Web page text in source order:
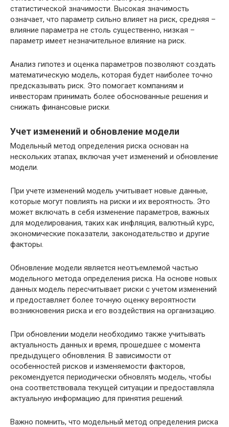
статистической значимости. Высокая значимость
означает, что параметр сильно влияет на риск, средняя –
влияние параметра не столь существенно, низкая –
параметр имеет незначительное влияние на риск.
Анализ гипотез и оценка параметров позволяют создать
математическую модель, которая будет наиболее точно
предсказывать риск. Это помогает компаниям и
инвесторам принимать более обоснованные решения и
снижать финансовые риски.
Учет изменений и обновление модели
Модельный метод определения риска основан на
нескольких этапах, включая учет изменений и обновление
модели.
При учете изменений модель учитывает новые данные,
которые могут повлиять на риски и их вероятность. Это
может включать в себя изменение параметров, важных
для моделирования, таких как инфляция, валютный курс,
экономические показатели, законодательство и другие
факторы.
Обновление модели является неотъемлемой частью
модельного метода определения риска. На основе новых
данных модель пересчитывает риски с учетом изменений
и предоставляет более точную оценку вероятности
возникновения риска и его воздействия на организацию.
При обновлении модели необходимо также учитывать
актуальность данных и время, прошедшее с момента
предыдущего обновления. В зависимости от
особенностей рисков и изменяемости факторов,
рекомендуется периодически обновлять модель, чтобы
она соответствовала текущей ситуации и предоставляла
актуальную информацию для принятия решений.
Важно помнить, что модельный метод определения риска